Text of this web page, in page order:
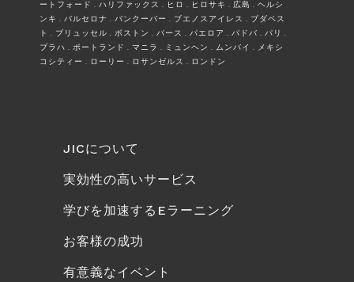
ートフォード . ハリファックス . ヒロ . ヒロサキ . 広島 . ヘルシ
ンキ . バルセロナ . バンクーバー . ブエノスアイレス . ブダペス
ト . ブリュッセル . ボストン . パース . パエロア . パドバ . パリ .
プラハ . ポートランド . マニラ . ミュンヘン . ムンバイ . メキシ
コシティー . ローリー . ロサンゼルス . ロンドン
JICについて
実効性の高いサービス
学びを加速するEラーニング
お客様の成功
有意義なイベント